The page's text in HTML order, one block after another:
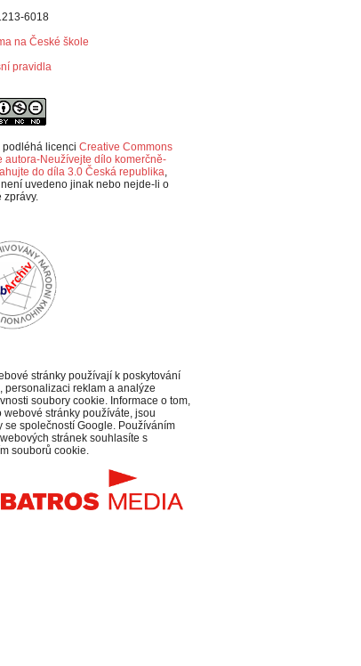
6018
na České škole
pravidla
podléhá licenci Creative Commons
autora-Neužívejte dílo komerčně-
do díla 3.0 Česká republika,
uvedeno jinak nebo nejde-li o
zprávy.
stránky používají k poskytování
personalizaci reklam a analýze
soubory cookie. Informace o tom,
webové stránky používáte, jsou
se společností Google. Používáním
stránek souhlasíte s
souborů cookie.